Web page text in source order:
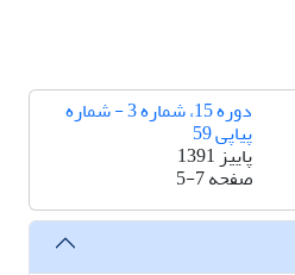
دوره 15، شماره 3 - شماره
پیاپی 59
پاییز 1391
صفحه5-7